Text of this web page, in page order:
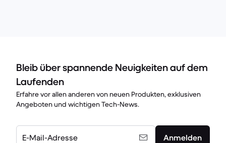
Bleib über spannende Neuigkeiten auf dem
Laufenden
Erfahre vor allen anderen von neuen Produkten, exklusiven
Angeboten und wichtigen Tech-News.
E-Mail-Adresse Anmelden